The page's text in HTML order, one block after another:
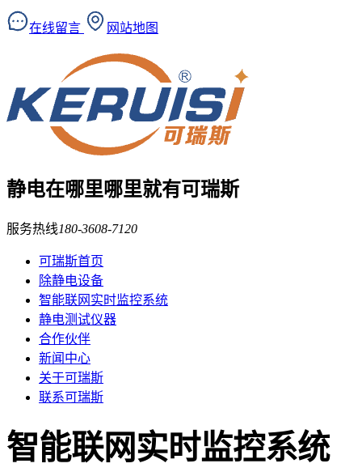
在线留言 网站地图
静电在哪里哪里就有可瑞斯
服务热线180-3608-7120
可瑞斯首页
除静电设备
智能联网实时监控系统
静电测试仪器
合作伙伴
新闻中心
关于可瑞斯
联系可瑞斯
智能联网实时监控系统